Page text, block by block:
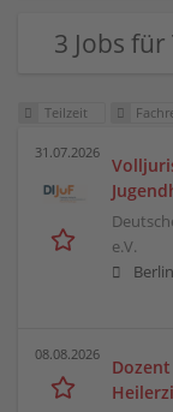
3 Jobs
Teilzeit
31.07.2026
e.V.
08.08.2026